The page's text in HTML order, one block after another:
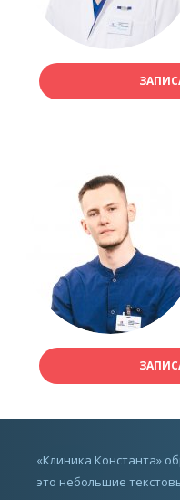
ИМЕЮТСЯ
«Клиника Константа»
это небольшие